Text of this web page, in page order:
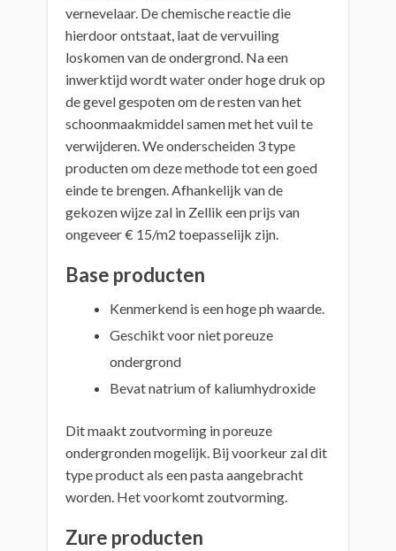
vernevelaar. De chemische reactie die
hierdoor ontstaat, laat de vervuiling
loskomen van de ondergrond. Na een
inwerktijd wordt water onder hoge druk op
de gevel gespoten om de resten van het
schoonmaakmiddel samen met het vuil te
verwijderen. We onderscheiden 3 type
producten om deze methode tot een goed
einde te brengen. Afhankelijk van de
gekozen wijze zal in Zellik een prijs van
ongeveer € 15/m2 toepasselijk zijn.
Base producten
Kenmerkend is een hoge ph waarde.
Geschikt voor niet poreuze
ondergrond
Bevat natrium of kaliumhydroxide
Dit maakt zoutvorming in poreuze
ondergronden mogelijk. Bij voorkeur zal dit
type product als een pasta aangebracht
worden. Het voorkomt zoutvorming.
Zure producten